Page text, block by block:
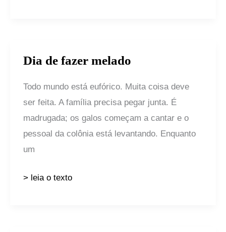
Dia de fazer melado
Todo mundo está eufórico. Muita coisa deve
ser feita. A família precisa pegar junta. É
madrugada; os galos começam a cantar e o
pessoal da colônia está levantando. Enquanto
um
Dia
fazer
melado
> leia o texto